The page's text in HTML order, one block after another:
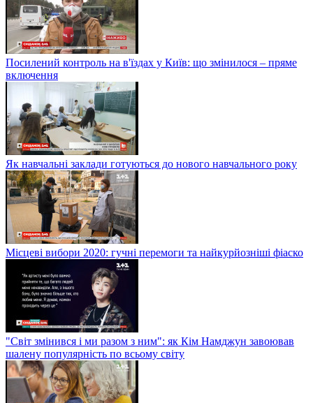
Посилений контроль на в'їздах у Київ: що змінилося – пряме
включення
Як навчальні заклади готуються до нового навчального року
Місцеві вибори 2020: гучні перемоги та найкурйозніші фіаско
"Світ змінився і ми разом з ним": як Кім Намджун завоював
шалену популярність по всьому світу